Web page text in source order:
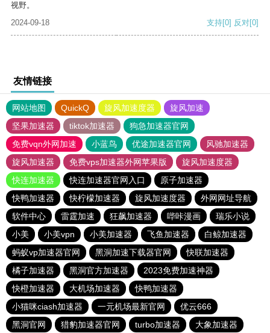
视野。
2024-09-18
支持[0] 反对[0]
友情链接
网站地图 QuickQ 旋风加速度器
旋风加速
坚果加速器
tiktok加速器
狗急加速器官网
免费vqn外网加速
小蓝鸟 优途加速器官网
风驰加速器
旋风加速器
免费vps加速器外网苹果版
旋风加速度器
快连加速器
快连加速器官网入口
原子加速器
快鸭加速器
快柠檬加速器 旋风加速度器
外网网址导航
软件中心
雷霆加速 狂飙加速器 哔咔漫画
瑞乐小说
小美
小美vpn 小美加速器 飞鱼加速器
白鲸加速器
蚂蚁vp加速器官网
黑洞加速下载器官网
快联加速器
橘子加速器
黑洞官方加速器
2023免费加速神器
快橙加速器
大机场加速器
快鸭加速器
小猫咪ciash加速器
一元机场最新官网
优云666
黑洞官网
猎豹加速器官网 turbo加速器 大象加速器